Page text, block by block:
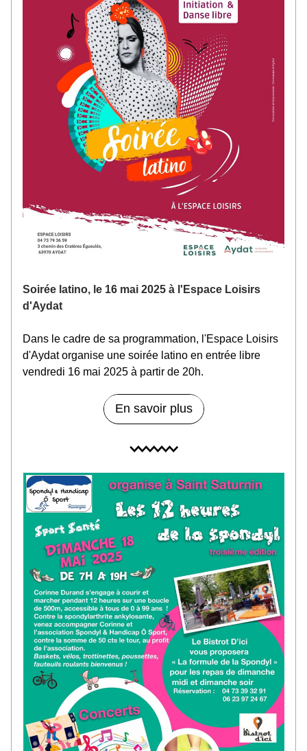
Soirée latino, le 16 mai 2025 à l'Espace Loisirs
d'Aydat
Dans le cadre de sa programmation, l'Espace Loisirs
d'Aydat organise une soirée latino en entrée libre
vendredi 16 mai 2025 à partir de 20h.
En savoir plus